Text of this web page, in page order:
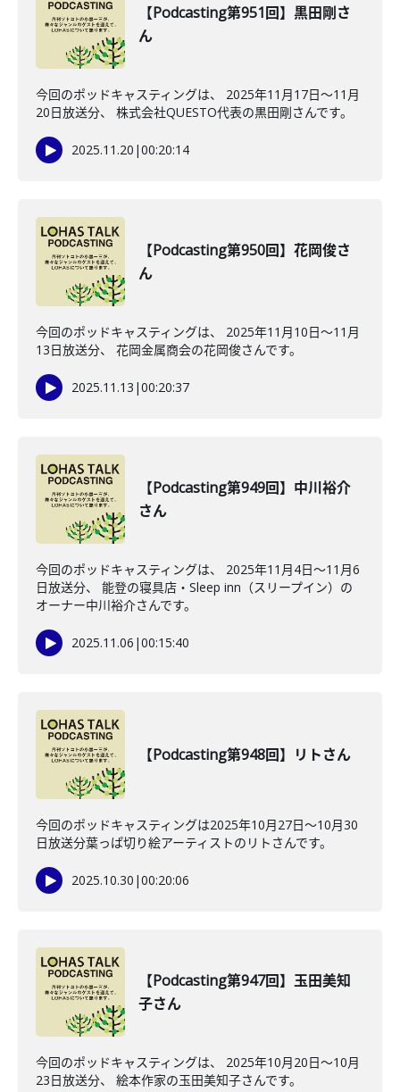
【Podcasting第951回】黒田剛さ
ん
今回のポッドキャスティングは、 2025年11月17日〜11月
20日放送分、 株式会社QUESTO代表の黒田剛さんです。
2025.11.20 |00:20:14
【Podcasting第950回】花岡俊さ
ん
今回のポッドキャスティングは、 2025年11月10日〜11月
13日放送分、 花岡金属商会の花岡俊さんです。
2025.11.13 |00:20:37
【Podcasting第949回】中川裕介
さん
今回のポッドキャスティングは、 2025年11月4日〜11月6
日放送分、 能登の寝具店・Sleep inn（スリープイン）の
オーナー中川裕介さんです。
2025.11.06 |00:15:40
【Podcasting第948回】リトさん
今回のポッドキャスティングは2025年10月27日〜10月30
日放送分葉っぱ切り絵アーティストのリトさんです。
2025.10.30 |00:20:06
【Podcasting第947回】玉田美知
子さん
今回のポッドキャスティングは、 2025年10月20日〜10月
23日放送分、 絵本作家の玉田美知子さんです。